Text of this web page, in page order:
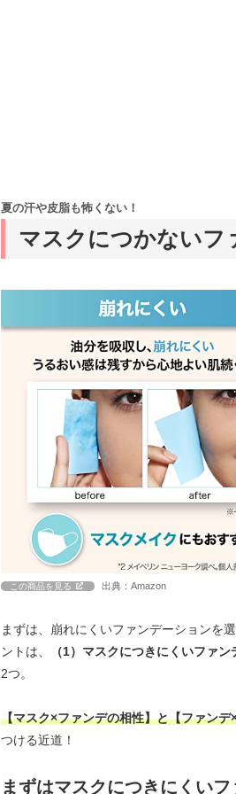
マスクにつかないフ
夏の汗や皮脂も怖くない！
この商品を見る 出典：Amazon
まずは、崩れにくいファンデーションを
ントは、
（1）マスクにつきにくいファ
2つ。
【マスク×ファンデの相性】と【ファンデ
つける近道！
まずはマスクにつきにくい